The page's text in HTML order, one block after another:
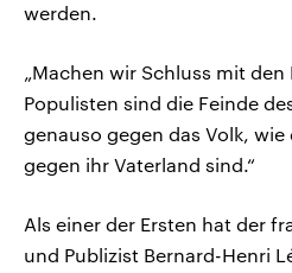
werden.
„Machen wir Schluss mit den
Populisten sind die Feinde
genauso gegen das Volk,
gegen ihr Vaterland sind.“
Als einer der Ersten hat der
und Publizist Bernard-Henri